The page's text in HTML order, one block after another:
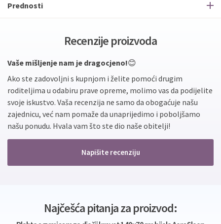
Prednosti
Recenzije proizvoda
Vaše mišljenje nam je dragocjeno!😊
Ako ste zadovoljni s kupnjom i želite pomoći drugim
roditeljima u odabiru prave opreme, molimo vas da podijelite
svoje iskustvo. Vaša recenzija ne samo da obogaćuje našu
zajednicu, već nam pomaže da unaprijedimo i poboljšamo
našu ponudu. Hvala vam što ste dio naše obitelji!
Napišite recenziju
Najčešća pitanja za proizvod: